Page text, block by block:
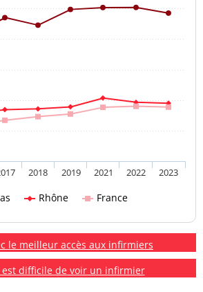
Rhône France
2018 2019 2021 2022 2023
le meilleur accès aux infirmiers
est difficile de voir un infirmier